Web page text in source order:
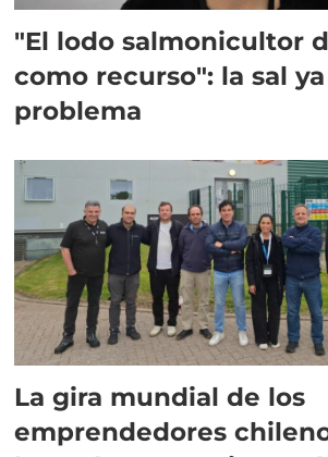
"El lodo salmonicultor
como recurso": la sal
problema
La gira mundial de los
emprendedores